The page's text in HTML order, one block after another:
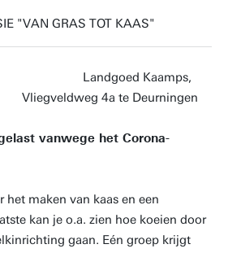
"VAN GRAS TOT KAAS"
uur Landgoed Kaamps,
4a te Deurningen
vanwege het Corona-
maken van kaas en een
kan je o.a. zien hoe koeien door
gaan. Eén groep krijgt